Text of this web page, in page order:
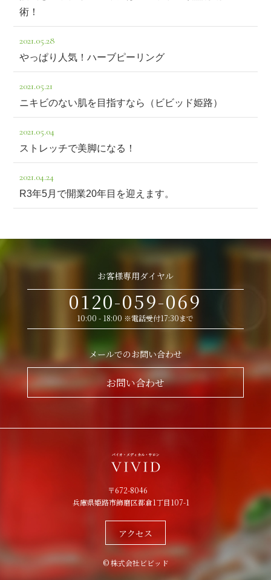
術！
2021.05.28
やっぱり人気！ハーブピーリング
2021.05.21
ニキビのない肌を目指すなら（ビビッド姫路）
2021.05.04
ストレッチで美脚になる！
2021.04.24
R3年5月で開業20年目を迎えます。
お客様専用ダイヤル
0120-059-069
10:00 - 18:00 ※電話受付17:30まで
メールでのお問い合わせ
お問い合わせ
〒672-8046
兵庫県姫路市飾磨区都倉1丁目107-1
アクセス
© 株式会社ビビッド